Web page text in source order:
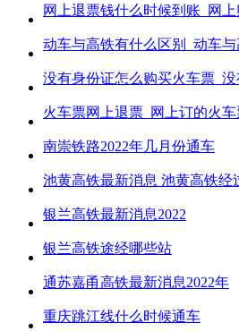
网上退票钱什么时候到账_网
动车与高铁有什么区别_动车
没有身份证怎么购买火车票_
火车票网上退票_网上订的火
南崇铁路2022年几月份通车
池黄高铁最新消息 池黄高铁经
银兰高铁最新消息2022
银兰高铁途经哪些站
通苏嘉甬高铁最新消息2022年
重庆跳江线什么时候通车